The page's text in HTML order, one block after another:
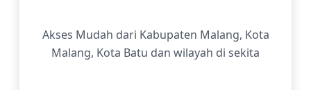
Akses Mudah dari Kabupaten Malang, Kota
Malang, Kota Batu dan wilayah di sekita